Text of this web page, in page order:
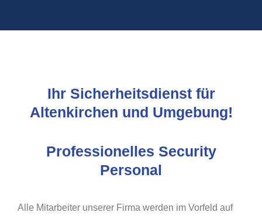
Ihr Sicherheitsdienst für
Altenkirchen und Umgebung!
Professionelles Security
Personal
Alle Mitarbeiter unserer Firma werden im Vorfeld auf